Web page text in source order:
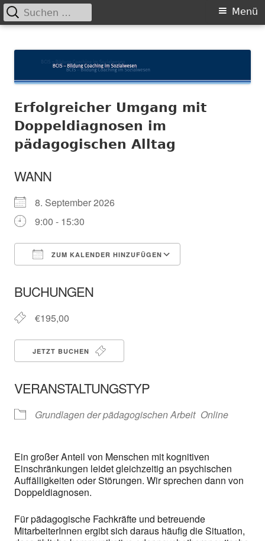
zum
Primäres
Menü
Suchen
nach:
Erfolgreicher Umgang mit
Doppeldiagnosen im
pädagogischen Alltag
WANN
8. September 2026
9:00 - 15:30
ZUM KALENDER HINZUFÜGEN
BUCHUNGEN
€195,00
JETZT BUCHEN
VERANSTALTUNGSTYP
Grundlagen der pädagogischen Arbeit Online
Ein großer Anteil von Menschen mit kognitiven
Einschränkungen leidet gleichzeitig an psychischen
Auffälligkeiten oder Störungen. Wir sprechen dann von
Doppeldiagnosen.
Für pädagogische Fachkräfte und betreuende
MitarbeiterInnen ergibt sich daraus häufig die Situation,